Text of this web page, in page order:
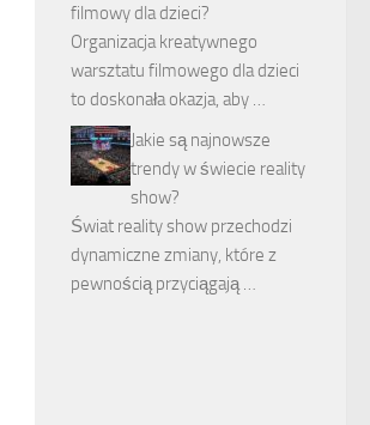
filmowy dla dzieci?
Organizacja kreatywnego
warsztatu filmowego dla dzieci
to doskonała okazja, aby …
Jakie są najnowsze
trendy w świecie reality
show?
Świat reality show przechodzi
dynamiczne zmiany, które z
pewnością przyciągają …